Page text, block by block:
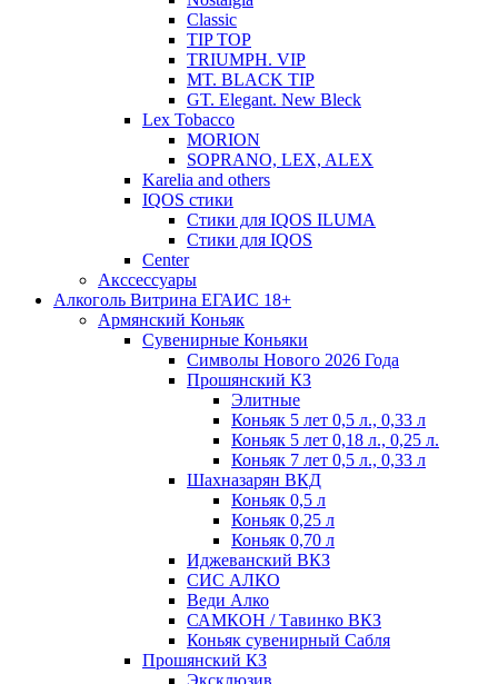
Classic
TIP TOP
TRIUMPH. VIP
MT. BLACK TIP
GT. Elegant. New Bleck
Lex Tobacco
MORION
SOPRANO, LEX, ALEX
Karelia and others
IQOS стики
Стики для IQOS ILUMA
Стики для IQOS
Сenter
Акссессуары
Алкоголь Витрина ЕГАИС 18+
Армянский Коньяк
Сувенирные Коньяки
Символы Нового 2026 Года
Прошянский КЗ
Элитные
Коньяк 5 лет 0,5 л., 0,33 л
Коньяк 5 лет 0,18 л., 0,25 л.
Коньяк 7 лет 0,5 л., 0,33 л
Шахназарян ВКД
Коньяк 0,5 л
Коньяк 0,25 л
Коньяк 0,70 л
Иджеванский ВКЗ
СИС АЛКО
Веди Алко
САМКОН / Тавинко ВКЗ
Коньяк сувенирный Сабля
Прошянский КЗ
Эксклюзив